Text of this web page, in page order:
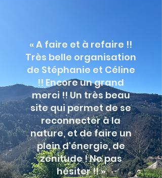
« A faire et à refaire !!
Très belle organisation
de Stéphanie et Céline
!! Encore un grand
merci !! Un très beau
site qui permet de se
reconnecter à la
nature, et de faire un
plein d'énergie, de
zenitude ! Ne pas
hésiter !! »